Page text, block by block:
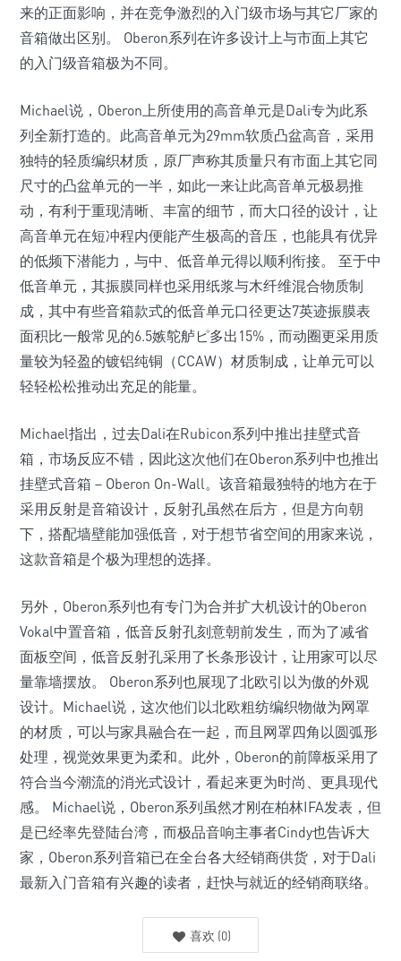
来的正面影响，并在竞争激烈的入门级市场与其它厂家的
音箱做出区别。 Oberon系列在许多设计上与市面上其它
的入门级音箱极为不同。
Michael说，Oberon上所使用的高音单元是Dali专为此系
列全新打造的。此高音单元为29mm软质凸盆高音，采用
独特的轻质编织材质，原厂声称其质量只有市面上其它同
尺寸的凸盆单元的一半，如此一来让此高音单元极易推
动，有利于重现清晰、丰富的细节，而大口径的设计，让
高音单元在短冲程内便能产生极高的音压，也能具有优异
的低频下潜能力，与中、低音单元得以顺利衔接。 至于中
低音单元，其振膜同样也采用纸浆与木纤维混合物质制
成，其中有些音箱款式的低音单元口径更达7英迹振膜表
面积比一般常见的6.5嫉鸵舻ピ多出15%，而动圈更采用质
量较为轻盈的镀铝纯铜（CCAW）材质制成，让单元可以
轻轻松松推动出充足的能量。
Michael指出，过去Dali在Rubicon系列中推出挂壁式音
箱，市场反应不错，因此这次他们在Oberon系列中也推出
挂壁式音箱－Oberon On-Wall。该音箱最独特的地方在于
采用反射是音箱设计，反射孔虽然在后方，但是方向朝
下，搭配墙壁能加强低音，对于想节省空间的用家来说，
这款音箱是个极为理想的选择。
另外，Oberon系列也有专门为合并扩大机设计的Oberon
Vokal中置音箱，低音反射孔刻意朝前发生，而为了减省
面板空间，低音反射孔采用了长条形设计，让用家可以尽
量靠墙摆放。 Oberon系列也展现了北欧引以为傲的外观
设计。Michael说，这次他们以北欧粗纺编织物做为网罩
的材质，可以与家具融合在一起，而且网罩四角以圆弧形
处理，视觉效果更为柔和。此外，Oberon的前障板采用了
符合当今潮流的消光式设计，看起来更为时尚、更具现代
感。 Michael说，Oberon系列虽然才刚在柏林IFA发表，但
是已经率先登陆台湾，而极品音响主事者Cindy也告诉大
家，Oberon系列音箱已在全台各大经销商供货，对于Dali
最新入门音箱有兴趣的读者，赶快与就近的经销商联络。
喜欢 (0)